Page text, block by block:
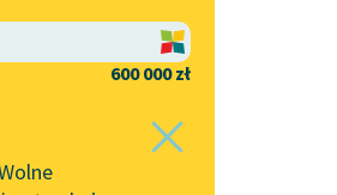
600 000 zł